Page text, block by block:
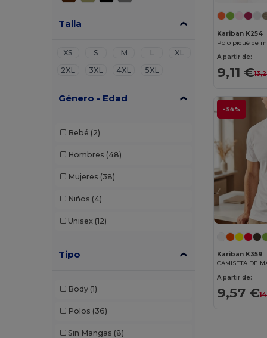
Talla
XS S M L
XL
2XL
3XL 4XL 5XL
Género - Edad
Bebé (2)
Hombres (48)
Mujeres (38)
Niños (4)
Unisex (12)
Tipo
Body (1)
Polos (36)
Sin Mangas (8)
Kariban K254
Polo piqué de
A partir de:
9,11 €
-34%
Kariban K359
A partir de:
9,57 €